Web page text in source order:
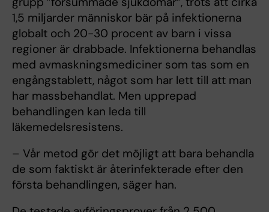
1,5 miljarder människor bär på infektionerna
globalt och 20-30 procent av barn i vissa
regioner är drabbade. Infektionerna behandlas
med avmaskningsmediciner som tas som en
engångstablett, något som har lett till att man
har massbehandlat. Men upprepad
behandlingen kan leda till
läkemedelsresistens.
– Vår metod gör det möjligt att bara behandla
de som faktiskt är återinfekterade efter den
första behandlingen, säger han.